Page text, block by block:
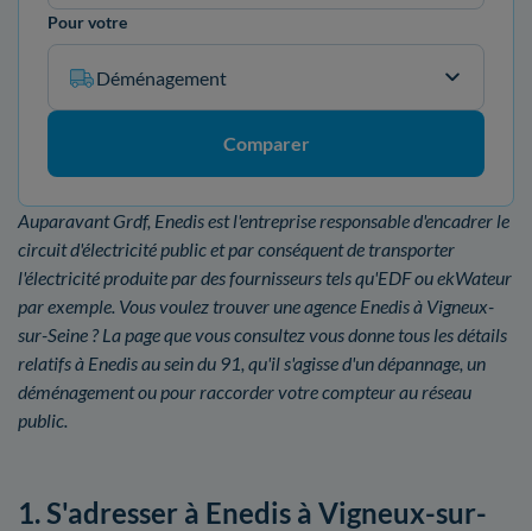
Pour votre
Déménagement
Comparer
Auparavant Grdf, Enedis est l'entreprise responsable d'encadrer le
circuit d'électricité public et par conséquent de transporter
l'électricité produite par des fournisseurs tels qu'EDF ou ekWateur
par exemple. Vous voulez trouver une agence Enedis à Vigneux-
sur-Seine ? La page que vous consultez vous donne tous les détails
relatifs à Enedis au sein du 91, qu'il s'agisse d'un dépannage, un
déménagement ou pour raccorder votre compteur au réseau
public.
1. S'adresser à Enedis à Vigneux-sur-